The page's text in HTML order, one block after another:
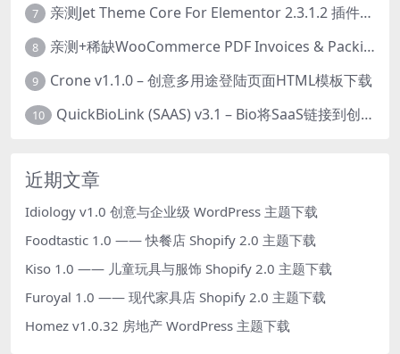
7 亲测Jet Theme Core For Elementor 2.3.1.2 插件下载
8 亲测+稀缺WooCommerce PDF Invoices & Packing Slips Professional v2.20.0 + Templates v2.25.1 [by WpOverNight] WooCommerce PDF 发票和装箱单插件下载
9 Crone v1.1.0 – 创意多用途登陆页面HTML模板下载
10 QuickBioLink (SAAS) v3.1 – Bio将SaaS链接到创作者，有影响力者和企业的SaaS PHP源码下载
近期文章
Idiology v1.0 创意与企业级 WordPress 主题下载
Foodtastic 1.0 —— 快餐店 Shopify 2.0 主题下载
Kiso 1.0 —— 儿童玩具与服饰 Shopify 2.0 主题下载
Furoyal 1.0 —— 现代家具店 Shopify 2.0 主题下载
Homez v1.0.32 房地产 WordPress 主题下载